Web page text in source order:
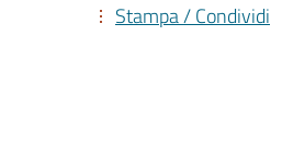
Stampa / Condividi